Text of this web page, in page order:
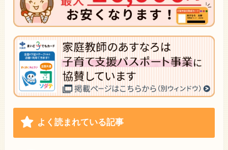
よく読まれている記事